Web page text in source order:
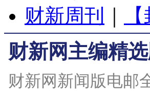
财新周刊
财新网主编精
财新网新闻版电邮